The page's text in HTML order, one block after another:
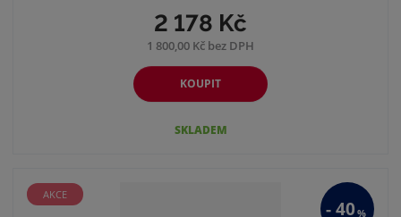
2 178 Kč
1 800,00 Kč bez DPH
KOUPIT
SKLADEM
-40%
AKCE